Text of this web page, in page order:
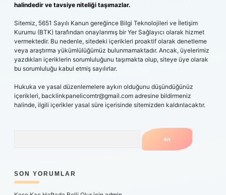
halindedir ve tavsiye niteliği taşımazlar.
Sitemiz, 5651 Sayılı Kanun gereğince Bilgi Teknolojileri ve İletişim
Kurumu (BTK) tarafından onaylanmış bir Yer Sağlayıcı olarak hizmet
vermektedir. Bu nedenle, sitedeki içerikleri proaktif olarak denetleme
veya araştırma yükümlülüğümüz bulunmamaktadır. Ancak, üyelerimiz
yazdıkları içeriklerin sorumluluğunu taşımakta olup, siteye üye olarak
bu sorumluluğu kabul etmiş sayılırlar.
Hukuka ve yasal düzenlemelere aykırı olduğunu düşündüğünüz
içerikleri, backlinkpanelicomtr@gmail.com adresine bildirmeniz
halinde, ilgili içerikler yasal süre içerisinde sitemizden kaldırılacaktır.
SON YORUMLAR